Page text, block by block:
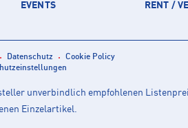
EVENTS
RENT /
Datenschutz
Cookie Policy
unverbindlich empfohlenen
Einzelartikel.